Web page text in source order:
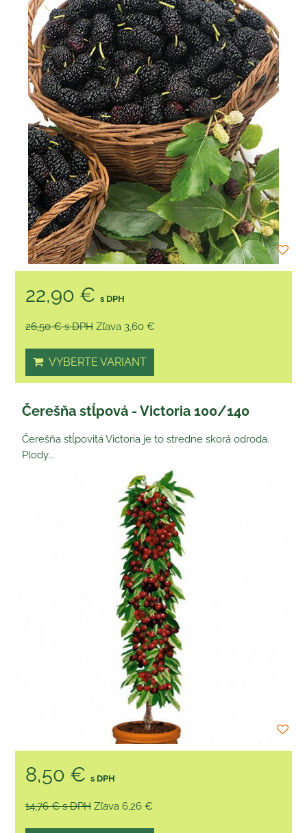
22,90 € s DPH
26,50 €s DPH Zľava 3,60 €
VYBERTE VARIANT
Čerešňa stĺpová - Victoria 100/140
Čerešňa stĺpovitá Victoria je to stredne skorá odroda.
Plody...
8,50 € s DPH
14,76 €s DPH Zľava 6,26 €